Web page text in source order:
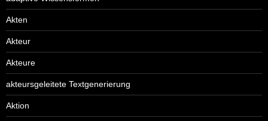
Akten
Akteur
Akteure
akteursgeleitete Textgenerierung
Aktion